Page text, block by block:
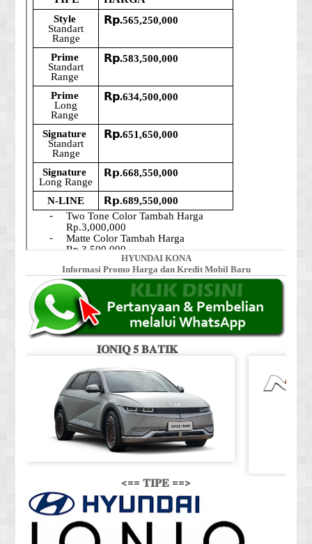
HYUNDAI KONA
Informasi Promo Harga dan Kredit Mobil Baru
𝐈𝐎𝐍𝐈𝐐 𝟓 𝐁𝐀𝐓𝐈𝐊
<== 𝐓𝐈𝐏𝐄 ==>